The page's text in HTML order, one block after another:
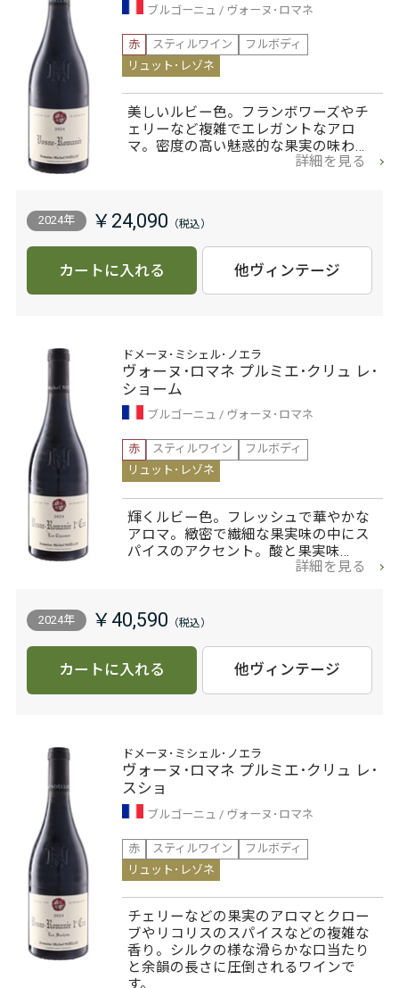
ブルゴーニュ
ヴォーヌ･ロマネ
赤
スティルワイン
フルボディ
リュット･レゾネ
美しいルビー色。フランボワーズやチ
ェリーなど複雑でエレガントなアロ
マ。密度の高い魅惑的な果実の味わ…
詳細を見る
2024年 ￥24,090
カートに入れる 他ヴィンテージ
ドメーヌ･ミシェル･ノエラ
ヴォーヌ･ロマネ プルミエ･クリュ レ･
ショーム
ブルゴーニュ
ヴォーヌ･ロマネ
赤
スティルワイン
フルボディ
リュット･レゾネ
輝くルビー色。フレッシュで華やかな
アロマ。緻密で繊細な果実味の中にス
パイスのアクセント。酸と果実味…
詳細を見る
2024年 ￥40,590
カートに入れる 他ヴィンテージ
ドメーヌ･ミシェル･ノエラ
ヴォーヌ･ロマネ プルミエ･クリュ レ･
スショ
ブルゴーニュ
ヴォーヌ･ロマネ
赤
スティルワイン
フルボディ
リュット･レゾネ
チェリーなどの果実のアロマとクロー
ブやリコリスのスパイスなどの複雑な
香り。シルクの様な滑らかな口当たり
と余韻の長さに圧倒されるワインで